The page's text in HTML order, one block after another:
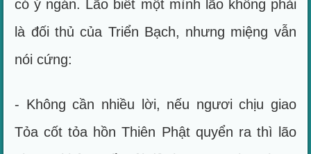
có ý ngán. Lão biết một mình lão không phải
là đối thủ của Triển Bạch, nhưng miệng vẫn
nói cứng:
- Không cần nhiều lời, nếu ngươi chịu giao
Tỏa cốt tỏa hồn Thiên Phật quyển ra thì lão